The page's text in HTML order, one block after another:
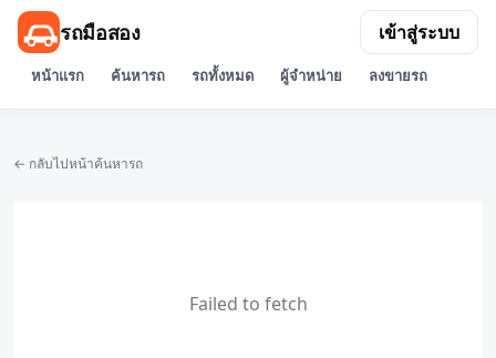
รถมือสอง
หน้าแรก ค้นหารถ รถทั้งหมด ผู้จำหน่าย ลงขายรถ
เข้าสู่ระบบ
← กลับไปหน้าค้นหารถ
Failed to fetch